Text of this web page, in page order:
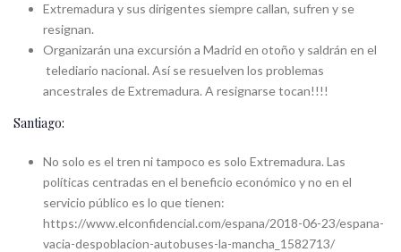
Extremadura y sus dirigentes siempre callan, sufren y se
resignan.
Organizarán una excursión a Madrid en otoño y saldrán en el
telediario nacional. Así se resuelven los problemas
ancestrales de Extremadura. A resignarse tocan!!!!
Santiago:
No solo es el tren ni tampoco es solo Extremadura. Las
políticas centradas en el beneficio económico y no en el
servicio público es lo que tienen:
https://www.elconfidencial.com/espana/2018-06-23/espana-
vacia-despoblacion-autobuses-la-mancha_1582713/